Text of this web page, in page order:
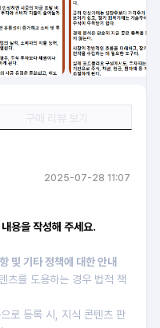
2025-07-28 11:07
용을 작성해 주세요.
및 기타 정책에 대한 안내
츠를 도용하는 경우 법적 책
로 등록 시, 지식 콘텐츠 판